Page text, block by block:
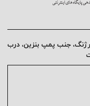
جنب پمپ بنزین، درب